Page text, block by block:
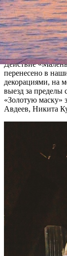
В середине
московского
режиссера —
«(М)ученик» (21-
Действие
перенесено в
декорациями, на
выезд за
«Золотую маску»
Авдеев, Никита